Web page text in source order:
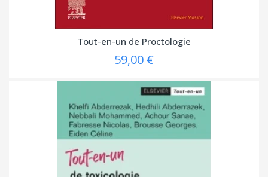
Tout-en-un de Proctologie
59,00 €